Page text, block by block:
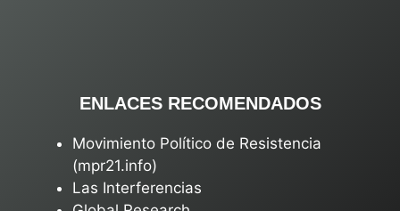
ENLACES RECOMENDADOS
Movimiento Político de Resistencia
(mpr21.info)
Las Interferencias